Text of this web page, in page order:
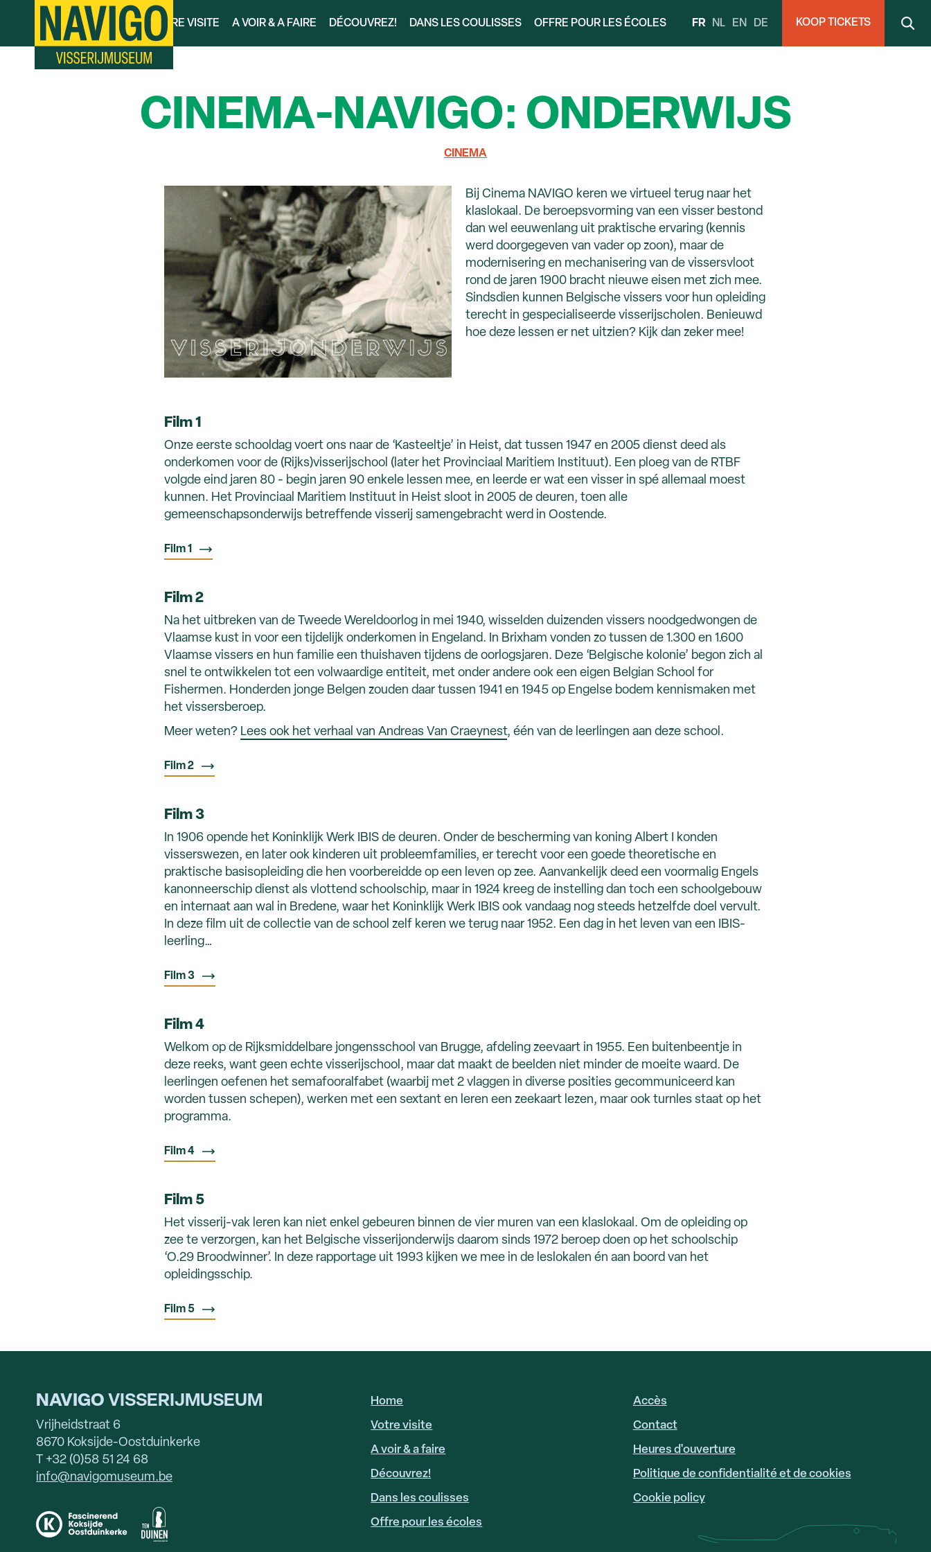
contenu
VOTRE VISITE A VOIR & A FAIRE DÉCOUVREZ! DANS LES COULISSES OFFRE POUR LES ÉCOLES FR NL EN DE KOOP TICKETS
CINEMA-NAVIGO: ONDERWIJS
CINEMA
Bij Cinema NAVIGO keren we virtueel terug naar het
klaslokaal. De beroepsvorming van een visser bestond
dan wel eeuwenlang uit praktische ervaring (kennis
werd doorgegeven van vader op zoon), maar de
modernisering en mechanisering van de vissersvloot
rond de jaren 1900 bracht nieuwe eisen met zich mee.
Sindsdien kunnen Belgische vissers voor hun opleiding
terecht in gespecialiseerde visserijscholen. Benieuwd
hoe deze lessen er net uitzien? Kijk dan zeker mee!
Film 1
Onze eerste schooldag voert ons naar de ‘Kasteeltje’ in Heist, dat tussen 1947 en 2005 dienst deed als
onderkomen voor de (Rijks)visserijschool (later het Provinciaal Maritiem Instituut). Een ploeg van de RTBF
volgde eind jaren 80 - begin jaren 90 enkele lessen mee, en leerde er wat een visser in spé allemaal moest
kunnen. Het Provinciaal Maritiem Instituut in Heist sloot in 2005 de deuren, toen alle
gemeenschapsonderwijs betreffende visserij samengebracht werd in Oostende.
Film 1
Film 2
Na het uitbreken van de Tweede Wereldoorlog in mei 1940, wisselden duizenden vissers noodgedwongen de
Vlaamse kust in voor een tijdelijk onderkomen in Engeland. In Brixham vonden zo tussen de 1.300 en 1.600
Vlaamse vissers en hun familie een thuishaven tijdens de oorlogsjaren. Deze ‘Belgische kolonie’ begon zich al
snel te ontwikkelen tot een volwaardige entiteit, met onder andere ook een eigen Belgian School for
Fishermen. Honderden jonge Belgen zouden daar tussen 1941 en 1945 op Engelse bodem kennismaken met
het vissersberoep.
Meer weten? Lees ook het verhaal van Andreas Van Craeynest, één van de leerlingen aan deze school.
Film 2
Film 3
In 1906 opende het Koninklijk Werk IBIS de deuren. Onder de bescherming van koning Albert I konden
visserswezen, en later ook kinderen uit probleemfamilies, er terecht voor een goede theoretische en
praktische basisopleiding die hen voorbereidde op een leven op zee. Aanvankelijk deed een voormalig Engels
kanonneerschip dienst als vlottend schoolschip, maar in 1924 kreeg de instelling dan toch een schoolgebouw
en internaat aan wal in Bredene, waar het Koninklijk Werk IBIS ook vandaag nog steeds hetzelfde doel vervult.
In deze film uit de collectie van de school zelf keren we terug naar 1952. Een dag in het leven van een IBIS-
leerling…
Film 3
Film 4
Welkom op de Rijksmiddelbare jongensschool van Brugge, afdeling zeevaart in 1955. Een buitenbeentje in
deze reeks, want geen echte visserijschool, maar dat maakt de beelden niet minder de moeite waard. De
leerlingen oefenen het semafooralfabet (waarbij met 2 vlaggen in diverse posities gecommuniceerd kan
worden tussen schepen), werken met een sextant en leren een zeekaart lezen, maar ook turnles staat op het
programma.
Film 4
Film 5
Het visserij-vak leren kan niet enkel gebeuren binnen de vier muren van een klaslokaal. Om de opleiding op
zee te verzorgen, kan het Belgische visserijonderwijs daarom sinds 1972 beroep doen op het schoolschip
‘O.29 Broodwinner’. In deze rapportage uit 1993 kijken we mee in de leslokalen én aan boord van het
opleidingsschip.
Film 5
NAVIGO VISSERIJMUSEUM
Vrijheidstraat 6
8670 Koksijde-Oostduinkerke
T +32 (0)58 51 24 68
info@navigomuseum.be
HOOFDNAVIGATIE
FR
Home
Votre visite
A voir & a faire
Découvrez!
Dans les coulisses
Offre pour les écoles
FOOTER
LINKS
Accès
Contact
Heures d'ouverture
Politique de confidentialité et de cookies
Cookie policy